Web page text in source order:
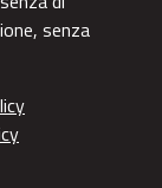
senza